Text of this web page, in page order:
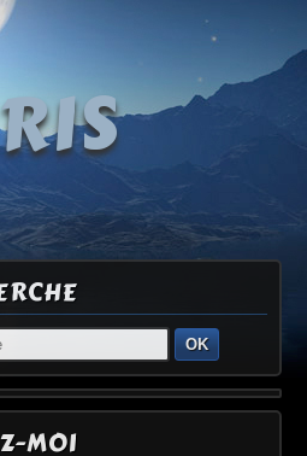
OK
MOI